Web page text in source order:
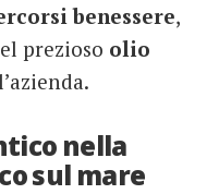
benessere,
prezioso olio
nella
sul mare